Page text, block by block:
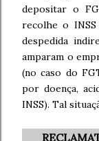
depositar o
recolhe o
despedida
amparam o
(no caso do
por doença,
INSS). Tal